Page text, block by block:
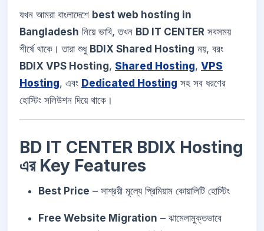
যখন আমরা বাংলাদেশে best web hosting in
Bangladesh নিয়ে ভাবি, তখন BD IT CENTER সবসময়
শীর্ষে থাকে। তারা শুধু BDIX Shared Hosting নয়, বরং
BDIX VPS Hosting, Shared Hosting, VPS
Hosting, এবং Dedicated Hosting সহ সব ধরণের
হোস্টিং সলিউশন দিয়ে থাকে।
BD IT CENTER BDIX Hosting
এর Key Features
Best Price – সাশ্রয়ী মূল্যে প্রিমিয়াম কোয়ালিটি হোস্টিং
Free Website Migration – ঝামেলামুক্তভাবে